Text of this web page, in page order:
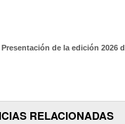
de la edición 2026
RELACIONADAS